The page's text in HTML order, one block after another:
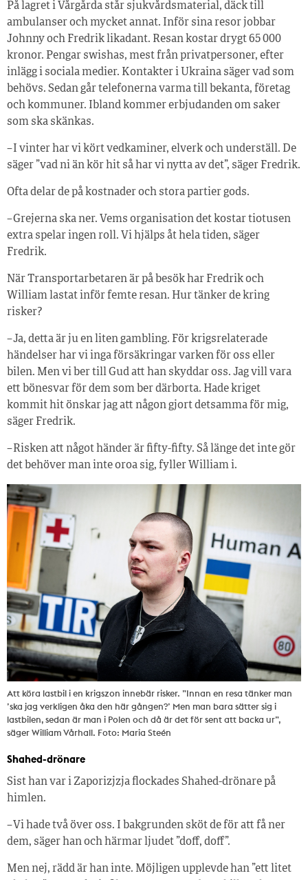
På lagret i Vårgårda står sjukvårdsmaterial, däck till
ambulanser och mycket annat. Inför sina resor jobbar
Johnny och Fredrik likadant. Resan kostar drygt 65 000
kronor. Pengar swishas, mest från privatpersoner, efter
inlägg i sociala medier. Kontakter i Ukraina säger vad som
behövs. Sedan går telefonerna varma till bekanta, företag
och kommuner. Ibland kommer erbjudanden om saker
som ska skänkas.
– I vinter har vi kört vedkaminer, elverk och underställ. De
säger ”vad ni än kör hit så har vi nytta av det”, säger Fredrik.
Ofta delar de på kostnader och stora partier gods.
– Grejerna ska ner. Vems organisation det kostar tiotusen
extra spelar ingen roll. Vi hjälps åt hela tiden, säger
Fredrik.
När Transportarbetaren är på besök har Fredrik och
William lastat inför femte resan. Hur tänker de kring
risker?
– Ja, detta är ju en liten gambling. För krigsrelaterade
händelser har vi inga försäkringar varken för oss eller
bilen. Men vi ber till Gud att han skyddar oss. Jag vill vara
ett bönesvar för dem som ber därborta. Hade kriget
kommit hit önskar jag att någon gjort detsamma för mig,
säger Fredrik.
– Risken att något händer är fifty-fifty. Så länge det inte gör
det behöver man inte oroa sig, fyller William i.
Att köra lastbil i en krigszon innebär risker. ”Innan en resa tänker man
’ska jag verkligen åka den här gången?’ Men man bara sätter sig i
lastbilen, sedan är man i Polen och då är det för sent att backa ur”,
säger William Vårhall. Foto: Maria Steén
Shahed-drönare
Sist han var i Zaporizjzja flockades Shahed-drönare på
himlen.
– Vi hade två över oss. I bakgrunden sköt de för att få ner
dem, säger han och härmar ljudet ”doff, doff”.
Men nej, rädd är han inte. Möjligen upplevde han ”ett litet